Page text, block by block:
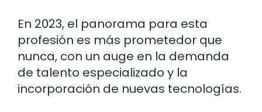
En 2023, el panorama para esta
profesión es más prometedor que
nunca, con un auge en la demanda
de talento especializado y la
incorporación de nuevas tecnologías.